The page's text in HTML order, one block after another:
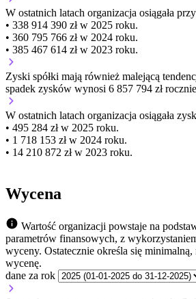
W ostatnich latach organizacja osiągała
• 338 914 390 zł w 2025 roku.
• 360 795 766 zł w 2024 roku.
• 385 467 614 zł w 2023 roku.
Zyski spółki mają również malejącą
spadek zysków wynosi 6 857 794 zł
W ostatnich latach organizacja osiągała
• 495 284 zł w 2025 roku.
• 1 718 153 zł w 2024 roku.
• 14 210 872 zł w 2023 roku.
Wycena
Wartość organizacji powstaje na
parametrów finansowych, z
wyceny. Ostatecznie określa się minimalną,
wycenę.
dane za rok